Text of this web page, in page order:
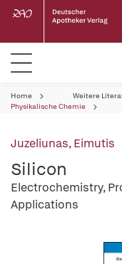
Home Weitere
Physikalische Chemie
Juzeliunas, Eimutis
Silicon
Electrochemistry,
Applications